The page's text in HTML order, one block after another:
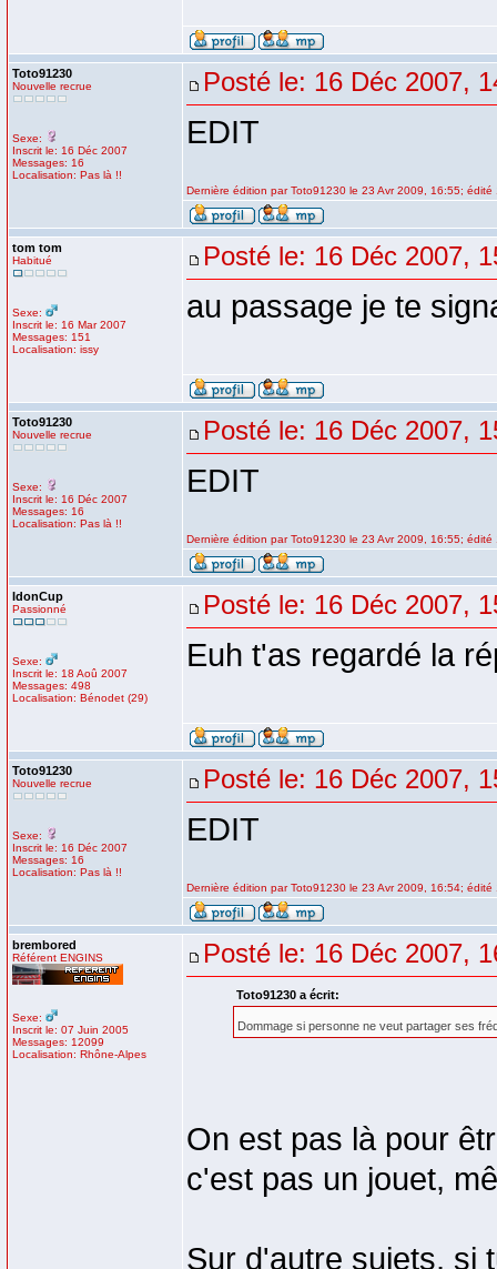
Toto91230
Nouvelle recrue
Sexe:
Inscrit le: 16 Déc 2007
Messages: 16
Localisation: Pas là !!
Posté le: 16 Déc 2007,
EDIT
Dernière édition par Toto91230 le 23 Avr 2009, 16:55; édité
tom tom
Habitué
Sexe:
Inscrit le: 16 Mar 2007
Messages: 151
Localisation: issy
Posté le: 16 Déc 2007,
au passage je te
Toto91230
Nouvelle recrue
Sexe:
Inscrit le: 16 Déc 2007
Messages: 16
Localisation: Pas là !!
Posté le: 16 Déc 2007,
EDIT
Dernière édition par Toto91230 le 23 Avr 2009, 16:55; édité
IdonCup
Passionné
Sexe:
Inscrit le: 18 Aoû 2007
Messages: 498
Localisation: Bénodet (29)
Posté le: 16 Déc 2007,
Euh t'as regardé la
Toto91230
Nouvelle recrue
Sexe:
Inscrit le: 16 Déc 2007
Messages: 16
Localisation: Pas là !!
Posté le: 16 Déc 2007,
EDIT
Dernière édition par Toto91230 le 23 Avr 2009, 16:54; édité
brembored
Référent ENGINS
Sexe:
Inscrit le: 07 Juin 2005
Messages: 12099
Localisation: Rhône-Alpes
Posté le: 16 Déc 2007,
Toto91230 a écrit:
Dommage si personne ne veut partager ses
On est pas là pour
c'est pas un jouet,
Sur d'autre sujets, si